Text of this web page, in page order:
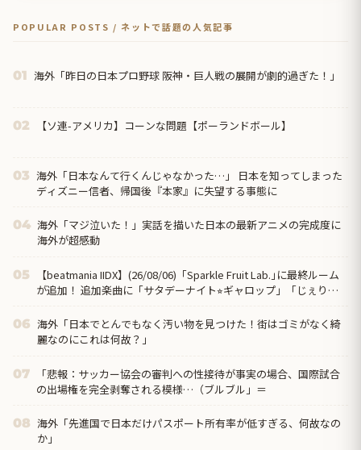
POPULAR POSTS / ネットで話題の人気記事
01 海外「昨日の日本プロ野球 阪神・巨人戦の展開が劇的過ぎた！」
02 【ソ連-アメリカ】コーンな問題【ポーランドボール】
03 海外「日本なんて行くんじゃなかった…」 日本を知ってしまった
ディズニー信者、帰国後『本家』に失望する事態に
04 海外「マジ泣いた！」実話を描いた日本の最新アニメの完成度に
海外が超感動
05
【beatmania IIDX】(26/08/06)「Sparkle Fruit Lab.｣に最終ルーム
が追加！ 追加楽曲に「サタデーナイト⭐︎ギャロップ」「じぇりー
06 海外「日本でとんでもなく汚い物を見つけた！街はゴミがなく綺
麗なのにこれは何故？」
07
「悲報：サッカー協会の審判への性接待が事実の場合、国際試合
の出場権を完全剥奪される模様…（ブルブル」＝
08 海外「先進国で日本だけパスポート所有率が低すぎる、何故なの
か」